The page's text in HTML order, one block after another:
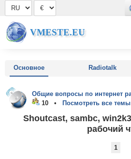
VMESTE.EU
Основное Radiotalk
Общие вопросы по интернет
10 •
Посмотреть все темы
Shoutcast, sambc,
рабочий
1